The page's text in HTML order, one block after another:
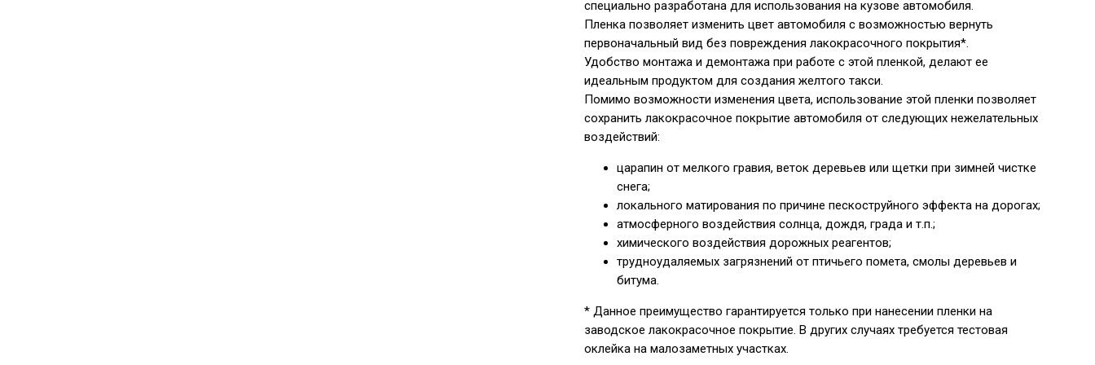
специально разработана для использования на кузове автомобиля.
Пленка позволяет изменить цвет автомобиля с возможностью вернуть
первоначальный вид без повреждения лакокрасочного покрытия*.
Удобство монтажа и демонтажа при работе с этой пленкой, делают ее
идеальным продуктом для создания желтого такси.
Помимо возможности изменения цвета, использование этой пленки позволяет
сохранить лакокрасочное покрытие автомобиля от следующих нежелательных
воздействий:
царапин от мелкого гравия, веток деревьев или щетки при зимней чистке
снега;
локального матирования по причине пескоструйного эффекта на дорогах;
атмосферного воздействия солнца, дождя, града и т.п.;
химического воздействия дорожных реагентов;
трудноудаляемых загрязнений от птичьего помета, смолы деревьев и
битума.
* Данное преимущество гарантируется только при нанесении пленки на
заводское лакокрасочное покрытие. В других случаях требуется тестовая
оклейка на малозаметных участках.